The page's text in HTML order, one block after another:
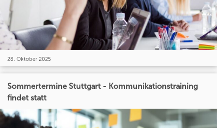
28. Oktober 2025
Sommertermine Stuttgart - Kommunikationstraining
findet statt